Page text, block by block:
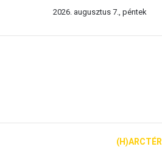
2026. augusztus 7., péntek
(H)ARCTÉR